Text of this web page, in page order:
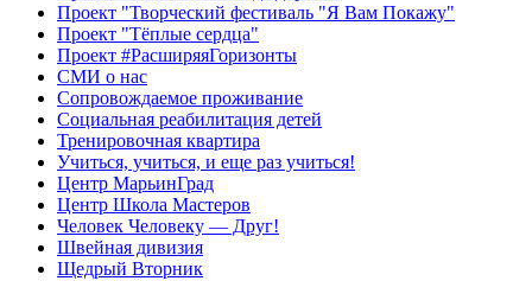
Проект "Творческий фестиваль "Я Вам Покажу"
Проект "Тёплые сердца"
Проект #РасширяяГоризонты
СМИ о нас
Сопровождаемое проживание
Социальная реабилитация детей
Тренировочная квартира
Учиться, учиться, и еще раз учиться!
Центр МарьинГрад
Центр Школа Мастеров
Человек Человеку — Друг!
Швейная дивизия
Щедрый Вторник